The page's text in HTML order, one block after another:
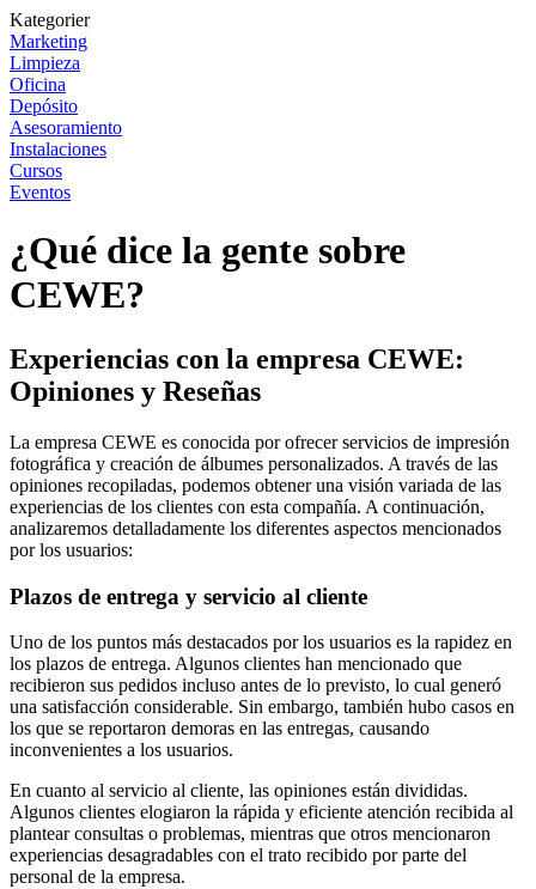
Kategorier
Marketing
Limpieza
Oficina
Depósito
Asesoramiento
Instalaciones
Cursos
Eventos
¿Qué dice la gente sobre
CEWE?
Experiencias con la empresa CEWE:
Opiniones y Reseñas
La empresa CEWE es conocida por ofrecer servicios de impresión
fotográfica y creación de álbumes personalizados. A través de las
opiniones recopiladas, podemos obtener una visión variada de las
experiencias de los clientes con esta compañía. A continuación,
analizaremos detalladamente los diferentes aspectos mencionados
por los usuarios:
Plazos de entrega y servicio al cliente
Uno de los puntos más destacados por los usuarios es la rapidez en
los plazos de entrega. Algunos clientes han mencionado que
recibieron sus pedidos incluso antes de lo previsto, lo cual generó
una satisfacción considerable. Sin embargo, también hubo casos en
los que se reportaron demoras en las entregas, causando
inconvenientes a los usuarios.
En cuanto al servicio al cliente, las opiniones están divididas.
Algunos clientes elogiaron la rápida y eficiente atención recibida al
plantear consultas o problemas, mientras que otros mencionaron
experiencias desagradables con el trato recibido por parte del
personal de la empresa.